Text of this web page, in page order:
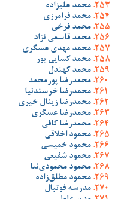
محمد علیزاده
محمد فرامرزی
محمد فرخی
محمد قاسمی نژاد
محمد مهدی عسگری
محمد کسایی پور
محمد کهندل
محمدرضا پورمحمد
محمدرضا خرسندنیا
محمدرضا زینال خیری
محمدرضا عسگری
محمدرضا کافی
محمود اخلاقی
محمود خمیسی
محمود شفیعی
محمود محمودی‌نیا
محمود مطلق‌زاده
مدرسه فوتبال